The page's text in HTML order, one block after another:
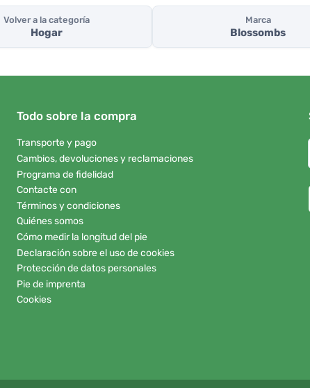
Volver a la categoría
Hogar
Marca
Blossombs
Todo sobre la compra
Transporte y pago
Cambios, devoluciones y reclamaciones
Programa de fidelidad
Contacte con
Términos y condiciones
Quiénes somos
Cómo medir la longitud del pie
Declaración sobre el uso de cookies
Protección de datos personales
Pie de imprenta
Cookies